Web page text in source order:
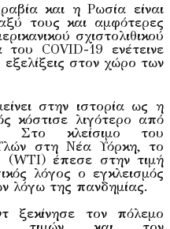
και η Ρωσία είναι
τους και αμφότερες
σχιστολιθικού
COVID-19 ενέτεινε
στον χώρο των
στην ιστορία ως η
κόστισε λιγότερο από
κλείσιμο του
στη Νέα Υόρκη, το
(WTI) έπεσε στην τιμή
λόγος ο εγκλεισμός
λόγω της πανδημίας.
ξεκίνησε τον πόλεμο